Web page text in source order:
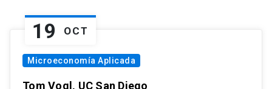
19 OCT
Microeconomía Aplicada
Tom Vogl, UC San Diego